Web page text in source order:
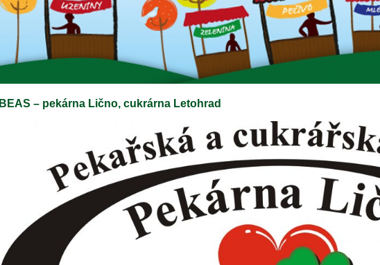
BEAS – pekárna Lično, cukrárna Letohrad